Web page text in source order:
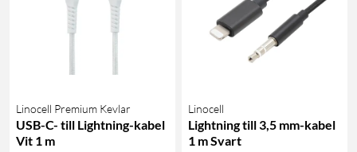
Linocell Premium Kevlar
USB-C- till Lightning-kabel
Vit 1 m
Linocell
Lightning till 3,5 mm-kabel
1 m Svart